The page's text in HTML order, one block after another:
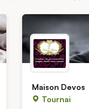
Maison Devos
Tournai